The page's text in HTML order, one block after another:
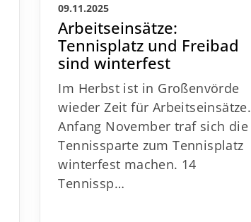
09.11.2025
Arbeitseinsätze:
Tennisplatz und Freibad
sind winterfest
Im Herbst ist in Großenvörde
wieder Zeit für Arbeitseinsätze.
Anfang November traf sich die
Tennissparte zum Tennisplatz
winterfest machen. 14
Tennissp…